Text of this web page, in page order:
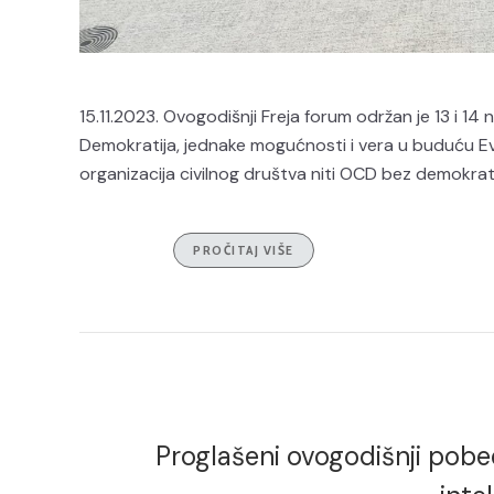
15.11.2023. Ovogodišnji Freja forum održan je 13 i
Demokratija, jednake mogućnosti i vera u buduću
organizacija civilnog društva niti OCD bez
PROČITAJ VIŠE
Proglašeni ovogodišnji